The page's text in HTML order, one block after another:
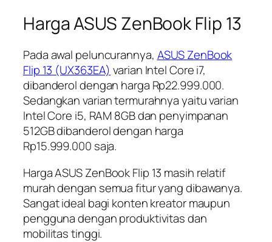
Harga ASUS ZenBook Flip 13
Pada awal peluncurannya, ASUS ZenBook
Flip 13 (UX363EA) varian Intel Core i7,
dibanderol dengan harga Rp22.999.000.
Sedangkan varian termurahnya yaitu varian
Intel Core i5, RAM 8GB dan penyimpanan
512GB dibanderol dengan harga
Rp15.999.000 saja.
Harga ASUS ZenBook Flip 13 masih relatif
murah dengan semua fitur yang dibawanya.
Sangat ideal bagi konten kreator maupun
pengguna dengan produktivitas dan
mobilitas tinggi.